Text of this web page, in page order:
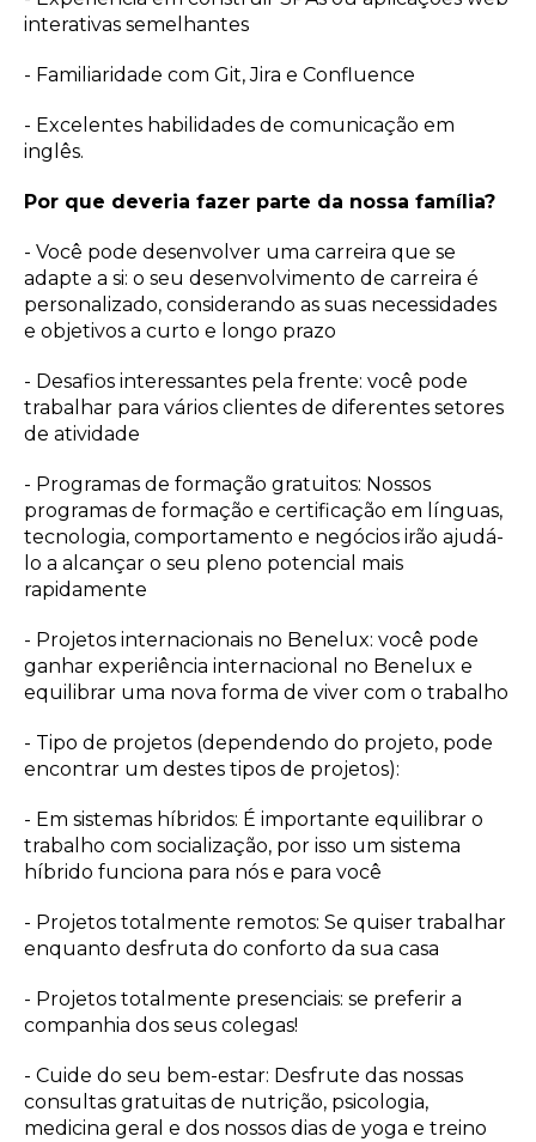
interativas semelhantes
- Familiaridade com Git, Jira e Confluence
- Excelentes habilidades de comunicação em
inglês.
Por que deveria fazer parte da nossa família?
- Você pode desenvolver uma carreira que se
adapte a si: o seu desenvolvimento de carreira é
personalizado, considerando as suas necessidades
e objetivos a curto e longo prazo
- Desafios interessantes pela frente: você pode
trabalhar para vários clientes de diferentes setores
de atividade
- Programas de formação gratuitos: Nossos
programas de formação e certificação em línguas,
tecnologia, comportamento e negócios irão ajudá-
lo a alcançar o seu pleno potencial mais
rapidamente
- Projetos internacionais no Benelux: você pode
ganhar experiência internacional no Benelux e
equilibrar uma nova forma de viver com o trabalho
- Tipo de projetos (dependendo do projeto, pode
encontrar um destes tipos de projetos):
- Em sistemas híbridos: É importante equilibrar o
trabalho com socialização, por isso um sistema
híbrido funciona para nós e para você
- Projetos totalmente remotos: Se quiser trabalhar
enquanto desfruta do conforto da sua casa
- Projetos totalmente presenciais: se preferir a
companhia dos seus colegas!
- Cuide do seu bem-estar: Desfrute das nossas
consultas gratuitas de nutrição, psicologia,
medicina geral e dos nossos dias de yoga e treino